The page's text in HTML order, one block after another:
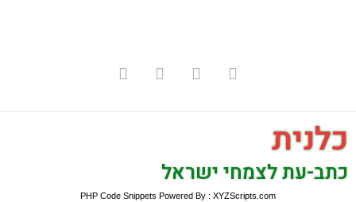
כלנית
כתב-עת לצמחי ישראל
PHP Code Snippets Powered By : XYZScripts.com